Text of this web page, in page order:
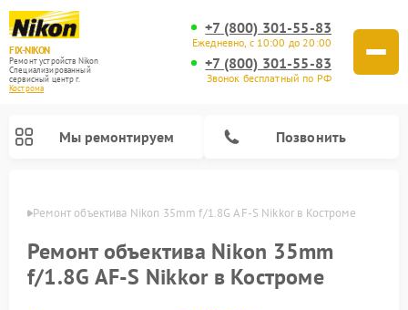
FIX-NIKON
Ремонт устройств Nikon
Специализированный
cервисный центр г.
Кострома
+7 (800) 301-55-83
Ежедневно, с 10:00 до 20:00
+7 (800) 301-55-83
Звонок бесплатный по РФ
Мы ремонтируем Позвонить
Ремонт объектива Nikon 35mm f/1.8G AF-S Nikkor в Костроме
Ремонт объектива Nikon 35mm
f/1.8G AF-S Nikkor в Костроме